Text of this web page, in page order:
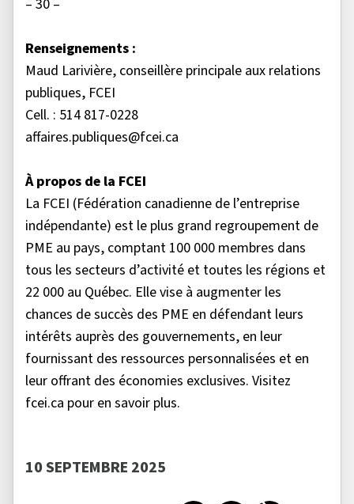
– 30 –
Renseignements :
Maud Larivière, conseillère principale aux relations
publiques, FCEI
Cell. : 514 817-0228
affaires.publiques@fcei.ca
À propos de la FCEI
La FCEI (Fédération canadienne de l’entreprise
indépendante) est le plus grand regroupement de
PME au pays, comptant 100 000 membres dans
tous les secteurs d’activité et toutes les régions et
22 000 au Québec. Elle vise à augmenter les
chances de succès des PME en défendant leurs
intérêts auprès des gouvernements, en leur
fournissant des ressources personnalisées et en
leur offrant des économies exclusives. Visitez
fcei.ca pour en savoir plus.
10 SEPTEMBRE 2025